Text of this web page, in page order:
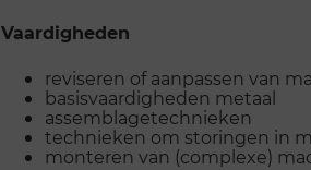
Vaardigheden
reviseren of aanpassen van
basisvaardigheden metaal
assemblagetechnieken
technieken om storingen in
monteren van (complexe)